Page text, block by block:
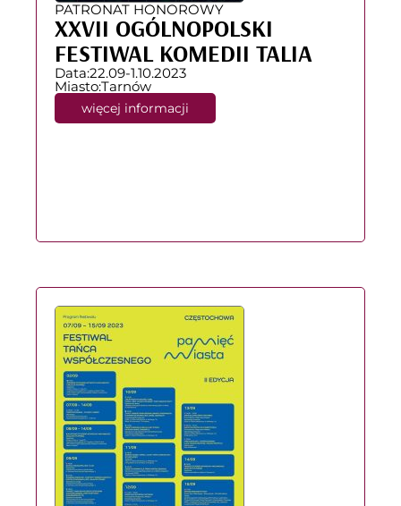
PATRONAT HONOROWY
XXVII OGÓLNOPOLSKI
FESTIWAL KOMEDII TALIA
Data:22.09-1.10.2023
Miasto:Tarnów
więcej informacji